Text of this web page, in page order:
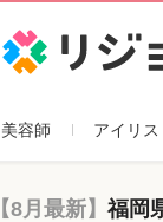
美容師 アイリス
【8月最新】 福岡